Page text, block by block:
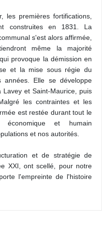
les premières fortifications,
construites en 1831. La
s'est alors affirmée,
même la majorité
provoque la démission en
et la mise sous régie du
années. Elle se développe
et Saint-Maurice, puis
les contraintes et les
est restée durant tout le
et humain
et nos autorités.
et de stratégie de
XXI, ont scellé, pour notre
l'empreinte de l'histoire